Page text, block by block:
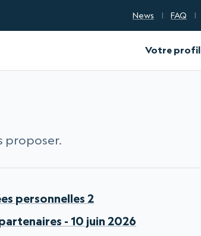
News FAQ
Votre profil
proposer.
personnelles 2
- 10 juin 2026